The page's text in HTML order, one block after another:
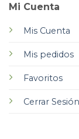
Mi Cuenta
Mis Cuenta
Mis pedidos
Favoritos
Cerrar Sesión